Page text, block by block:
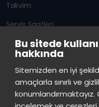
Bu sitede
hakkında
Sitemizden en iyi
amaçlarla sınırlı ve
konumlandırmaktayız.
Takvim
Servis Saatleri
Duyurular
İSTİNYE
çevrimiçi
İstinye